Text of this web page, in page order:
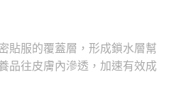
貼服的覆蓋層，形成鎖水層幫
品往皮膚內滲透，加速有效成